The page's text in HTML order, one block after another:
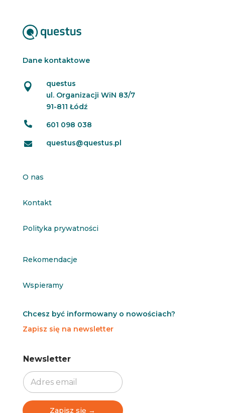
Dane kontaktowe

questus
ul. Organizacji WiN 83/7
91-811 Łódź
 601 098 038
 questus@questus.pl
O nas
Kontakt
Polityka prywatności
Rekomendacje
Wspieramy
Chcesz być informowany o nowościach?
Zapisz się na newsletter
e
w
s
l
e
t
e
w
s
l
e
t
Newsletter
Zapisz się →